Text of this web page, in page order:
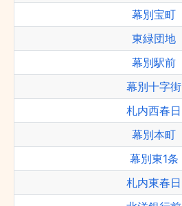
幕別宝町
東緑団地
幕別駅前
幕別十字街
札内西春日
幕別本町
幕別東1条
札内東春日